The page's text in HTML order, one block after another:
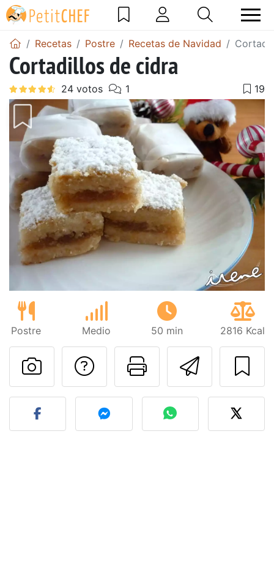
Recetas Postre Recetas de Navidad
Cortadillos de cidra
Postre Medio 50 min 2816 Kcal
Imprimir
Preguntar al autor
Publicar la foto de esta